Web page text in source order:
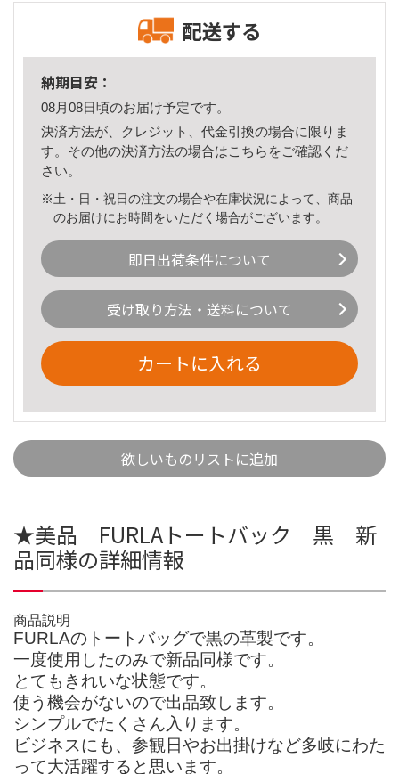
配送する
納期目安：
08月08日頃のお届け予定です。
決済方法が、クレジット、代金引換の場合に限りま
す。その他の決済方法の場合はこちら をご確認くだ
さい。
※土・日・祝日の注文の場合や在庫状況によって、商品
のお届けにお時間をいただく場合がございます。
即日出荷条件について
受け取り方法・送料について
カートに入れる
欲しいものリストに追加
★美品 FURLAトートバック 黒 新
品同様の詳細情報
商品説明
FURLAのトートバッグで黒の革製です。
一度使用したのみで新品同様です。
とてもきれいな状態です。
使う機会がないので出品致します。
シンプルでたくさん入ります。
ビジネスにも、参観日やお出掛けなど多岐にわた
って大活躍すると思います。